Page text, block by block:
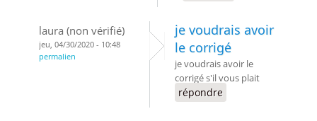
laura (non vérifié)
jeu, 04/30/2020 - 10:48
permalien
je voudrais avoir
le corrigé
je voudrais avoir le
corrigé s'il vous plait
répondre